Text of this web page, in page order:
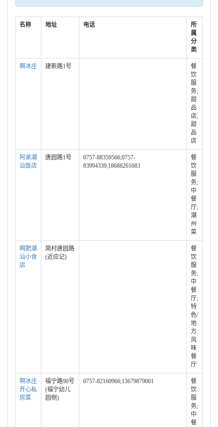
名称 地址 电话
所
属
分
类
啊冰庄 建新路1号
餐
饮
服
务;
甜
品
店;
甜
品
店
阿弟潮
汕饭店
唐园路1号
0757-88359566;0757-
83994339;18688261683
餐
饮
服
务;
中
餐
厅;
潮
州
菜
啊肥潮
汕小食
店
简村唐园路
(近应记)
餐
饮
服
务;
中
餐
厅;
特
色/
地
方
风
味
餐
厅
啊冰庄
开心私
房菜
福宁路90号
(福宁幼儿
园侧)
0757-82160966;13679879001
餐
饮
服
务;
中
餐